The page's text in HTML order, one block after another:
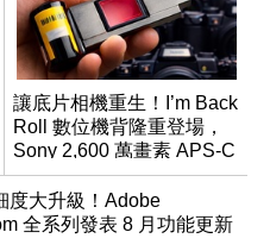
讓底片相機重生！I’m Back
Roll 數位機背隆重登場，
Sony 2,600 萬畫素 APS-C
CMOS
度大升級！Adobe
全系列發表 8 月功能更新